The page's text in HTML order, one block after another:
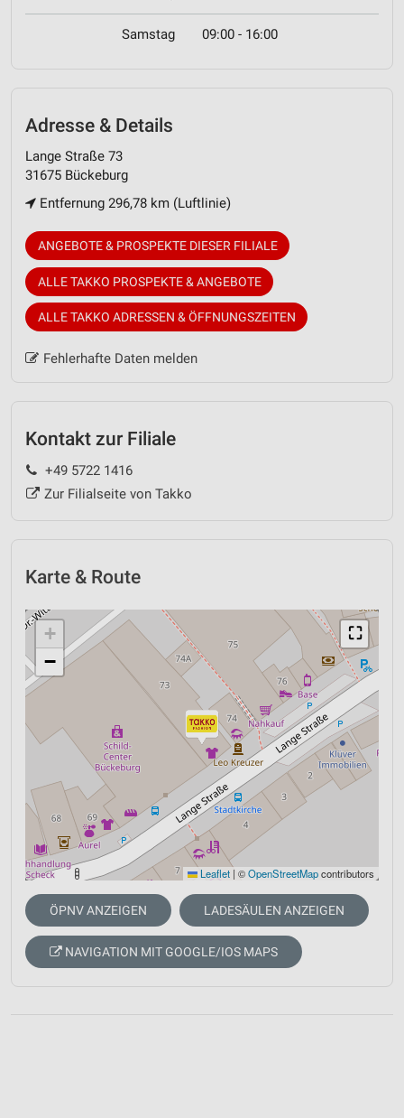
Samstag 09:00 - 16:00
Adresse & Details
Lange Straße 73
31675 Bückeburg
Entfernung 296,78 km (Luftlinie)
ANGEBOTE & PROSPEKTE DIESER FILIALE
ALLE TAKKO PROSPEKTE & ANGEBOTE
ALLE TAKKO ADRESSEN & ÖFFNUNGSZEITEN
Fehlerhafte Daten melden
Kontakt zur Filiale
+49 5722 1416
Zur Filialseite von Takko
Karte & Route
⛶
+
−
Leaflet | ©OpenStreetMapcontributors
ÖPNV ANZEIGEN LADESÄULEN ANZEIGEN
NAVIGATION MIT GOOGLE/IOS MAPS